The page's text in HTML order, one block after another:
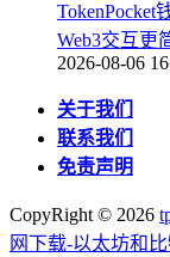
Web3交互更
2026-08-06
关于我们
联系我们
免责声明
CopyRight © 2026
网下载-以太坊和